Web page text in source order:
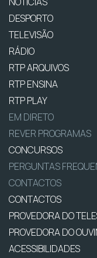
DESPORTO
TELEVISÃO
RÁDIO
RTP ARQUIVOS
RTP ENSINA
RTP PLAY
EM DIRETO
REVER PROGRAMAS
CONCURSOS
PERGUNTAS
CONTACTOS
CONTACTOS
PROVEDORA DO
PROVEDORA DO
ACESSIBILIDADES